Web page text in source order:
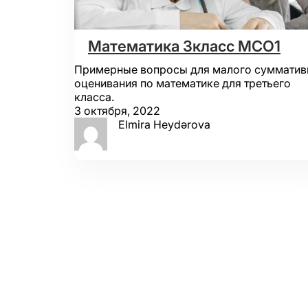
Математика 3класс МСО1
Примерные вопросы для малого
оценивания по математике для третьего
класса.
3 октября, 2022
Elmira Heydərova